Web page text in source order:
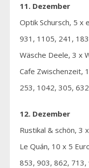
11. Dezember
Optik Schursch, 5 x
931, 1105, 241, 183
Wäsche Deele, 3 x
Cafe Zwischenzeit,
253, 1042, 305,
12. Dezember
Rustikal & schön, 3
Le Quán, 10 x 5
853, 903, 862, 713,